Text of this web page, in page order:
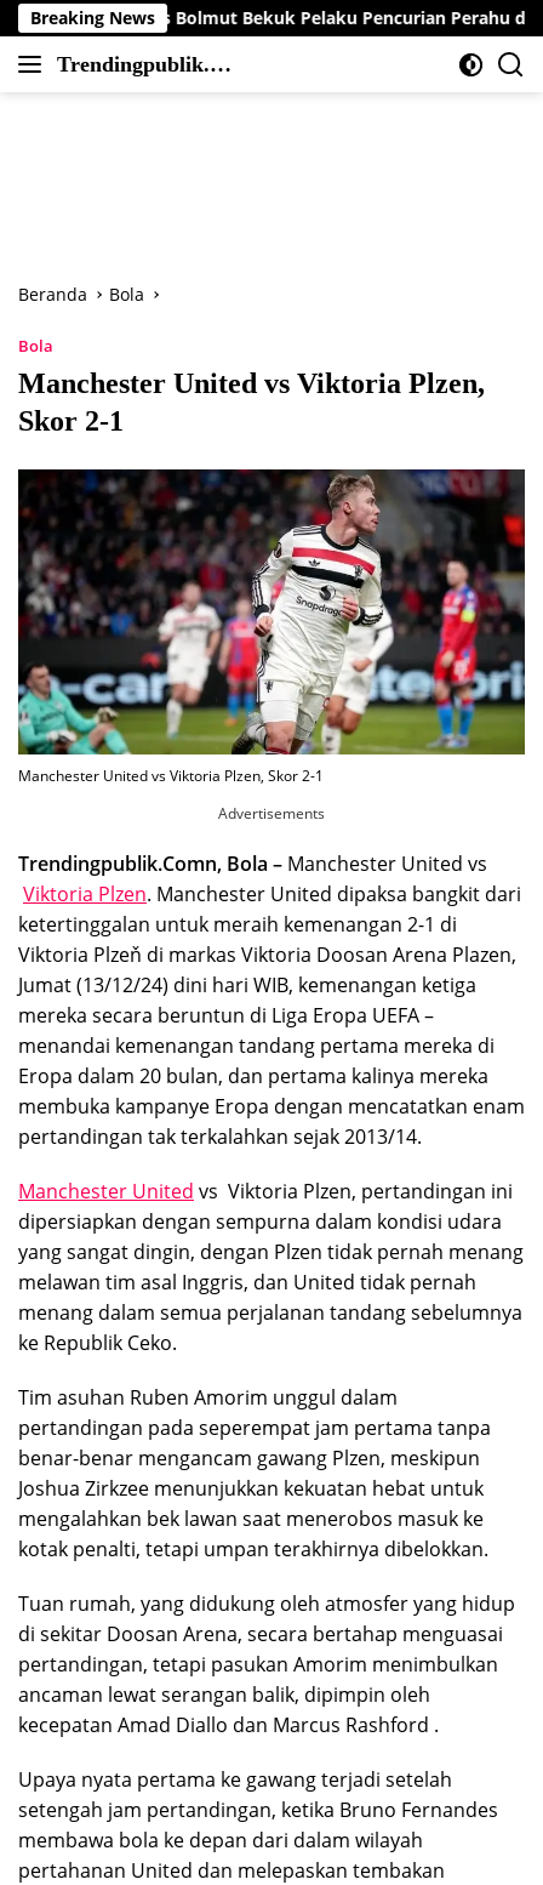
Langsung
ke
konten
Breaking News
Bolmut Bekuk Pelaku Pencurian Perahu di Daerah Buol
Trendingpublik.co
Berita
Beranda Bola
Bola
Manchester United vs Viktoria Plzen,
Skor 2-1
Manchester United vs Viktoria Plzen, Skor 2-1
Advertisements
Trendingpublik.Comn, Bola – Manchester United vs
Viktoria Plzen. Manchester United dipaksa bangkit dari
ketertinggalan untuk meraih kemenangan 2-1 di
Viktoria Plzeň di markas Viktoria Doosan Arena Plazen,
Jumat (13/12/24) dini hari WIB, kemenangan ketiga
mereka secara beruntun di Liga Eropa UEFA –
menandai kemenangan tandang pertama mereka di
Eropa dalam 20 bulan, dan pertama kalinya mereka
membuka kampanye Eropa dengan mencatatkan enam
pertandingan tak terkalahkan sejak 2013/14.
Manchester United vs Viktoria Plzen, pertandingan ini
dipersiapkan dengan sempurna dalam kondisi udara
yang sangat dingin, dengan Plzen tidak pernah menang
melawan tim asal Inggris, dan United tidak pernah
menang dalam semua perjalanan tandang sebelumnya
ke Republik Ceko.
Tim asuhan Ruben Amorim unggul dalam
pertandingan pada seperempat jam pertama tanpa
benar-benar mengancam gawang Plzen, meskipun
Joshua Zirkzee menunjukkan kekuatan hebat untuk
mengalahkan bek lawan saat menerobos masuk ke
kotak penalti, tetapi umpan terakhirnya dibelokkan.
Tuan rumah, yang didukung oleh atmosfer yang hidup
di sekitar Doosan Arena, secara bertahap menguasai
pertandingan, tetapi pasukan Amorim menimbulkan
ancaman lewat serangan balik, dipimpin oleh
kecepatan Amad Diallo dan Marcus Rashford .
Upaya nyata pertama ke gawang terjadi setelah
setengah jam pertandingan, ketika Bruno Fernandes
membawa bola ke depan dari dalam wilayah
pertahanan United dan melepaskan tembakan